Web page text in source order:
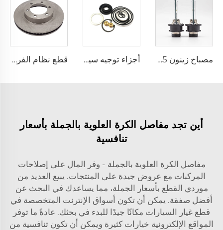
مصباح زينون D4S 35 واط لمصابيح السيارة الأمامية 42402C1 لهوندا لكزس مازدا تويوتا أجزاء توجيه سيارات مطلوبة بشدة 04445-35130، طقم جوان جديد لتروس التوجيه الكهربائي لسيارات TOYOTA 4Runner FORTUNER HILUX قطع نظام الفرامل للسيارات ذات الجودة الجيدة، قرص الفرامل 43512-35321 لسيارة تويوتا FJ CRUISER / LAND CRUISER PRADO
أين تجد مفاصل الكرة العلوية بالجملة بأسعار
تنافسية
مفاصل الكرة العلوية بالجملة - وفر المال على إصلاحات
المركبات مع عروض جيدة على المنتجات. يبيع العديد من
موردي القطع بأسعار الجملة، مما يساعدك في البحث عن
أفضل صفقة. يمكن أن تكون أسواق الإنترنت المتخصصة في
قطع غيار السيارات مكانًا جيدًا للبدء في بحثك. عادةً ما توفر
المواقع الإلكترونية خيارات كثيرة ويمكن أن تكون تنافسية من